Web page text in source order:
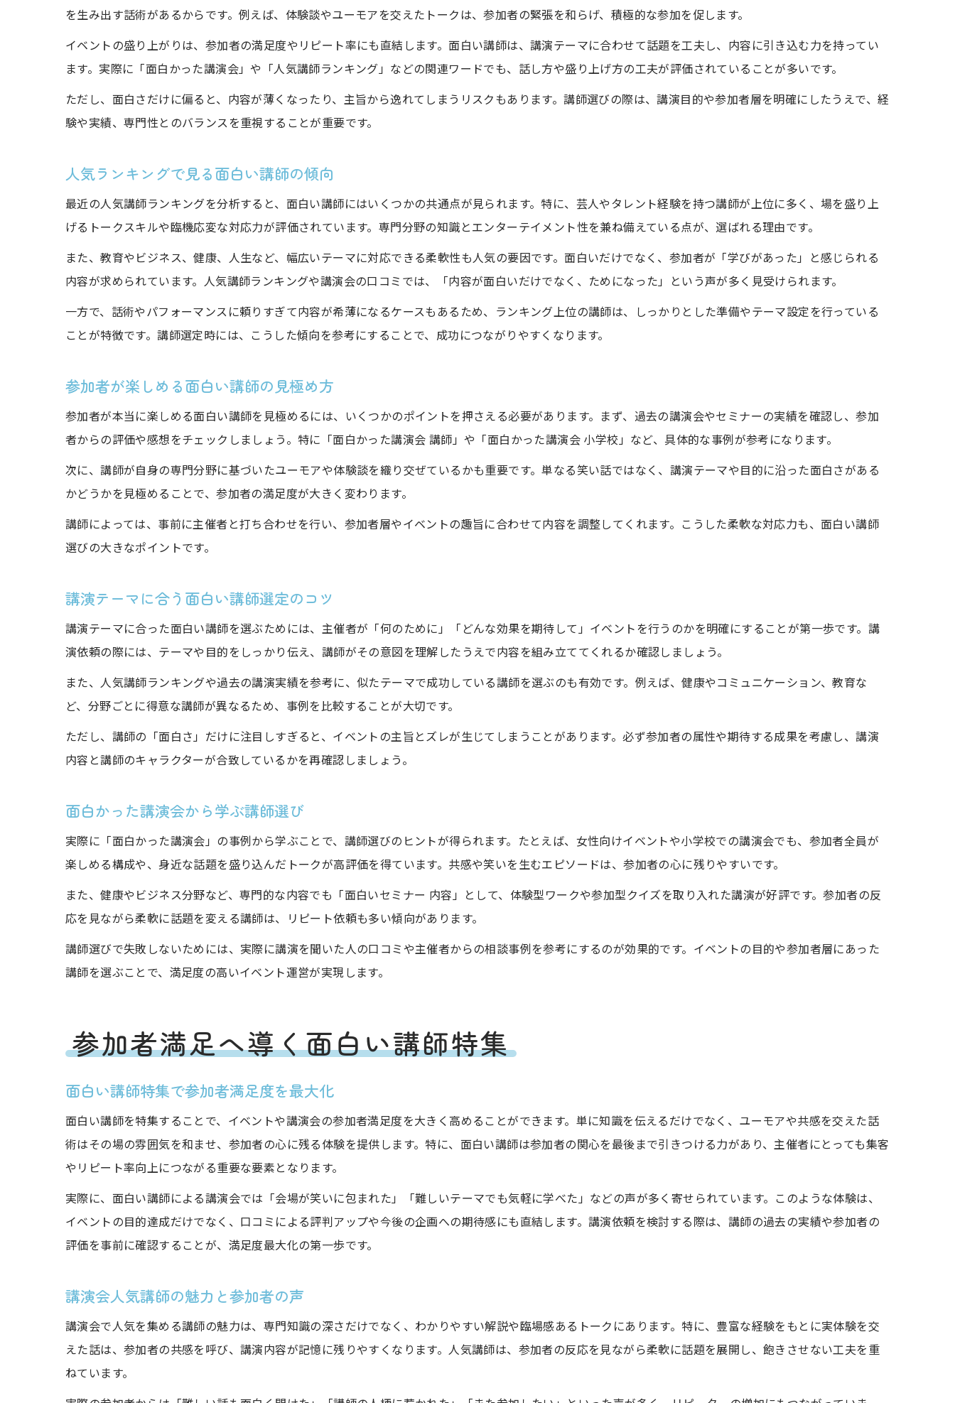
人気講師ランキングの活かし方とは
面白い講師が記憶に残る理由を探る
知識も笑いも学べる講演の舞台裏
面白い講師と学びを両立させる講演構成
教育現場でも評価される面白い講師特集
集客力を高める面白い講師の魅力とは
面白い講師が集客力を左右する理由
講演会人気講師による集客事例紹介
SNSで注目される面白い講師特集
参加者がリピートしたくなる面白い講師
面白い講師による体験型講演の魅力
小学校でも人気の面白かった講演会
体験談が心に響く面白い講師特集
参加者参加型の面白い講師の工夫
健康テーマで評判の面白い講師とは
教育系テーマに適した面白い講師の選び方
健康分野で注目の面白い講師特集
面白い講師の講演内容と満足度の関係性
を生み出す話術があるからです。例えば、体験談やユーモアを交えたトークは、参加者の緊張を和らげ、積極的な参加を促します。
イベントの盛り上がりは、参加者の満足度やリピート率にも直結します。面白い講師は、講演テーマに合わせて話題を工夫し、内容に引き込む力を持ってい
ます。実際に「面白かった講演会」や「人気講師ランキング」などの関連ワードでも、話し方や盛り上げ方の工夫が評価されていることが多いです。
ただし、面白さだけに偏ると、内容が薄くなったり、主旨から逸れてしまうリスクもあります。講師選びの際は、講演目的や参加者層を明確にしたうえで、経
験や実績、専門性とのバランスを重視することが重要です。
人気ランキングで見る面白い講師の傾向
最近の人気講師ランキングを分析すると、面白い講師にはいくつかの共通点が見られます。特に、芸人やタレント経験を持つ講師が上位に多く、場を盛り上
げるトークスキルや臨機応変な対応力が評価されています。専門分野の知識とエンターテイメント性を兼ね備えている点が、選ばれる理由です。
また、教育やビジネス、健康、人生など、幅広いテーマに対応できる柔軟性も人気の要因です。面白いだけでなく、参加者が「学びがあった」と感じられる
内容が求められています。人気講師ランキングや講演会の口コミでは、「内容が面白いだけでなく、ためになった」という声が多く見受けられます。
一方で、話術やパフォーマンスに頼りすぎて内容が希薄になるケースもあるため、ランキング上位の講師は、しっかりとした準備やテーマ設定を行っている
ことが特徴です。講師選定時には、こうした傾向を参考にすることで、成功につながりやすくなります。
参加者が楽しめる面白い講師の見極め方
参加者が本当に楽しめる面白い講師を見極めるには、いくつかのポイントを押さえる必要があります。まず、過去の講演会やセミナーの実績を確認し、参加
者からの評価や感想をチェックしましょう。特に「面白かった講演会 講師」や「面白かった講演会 小学校」など、具体的な事例が参考になります。
次に、講師が自身の専門分野に基づいたユーモアや体験談を織り交ぜているかも重要です。単なる笑い話ではなく、講演テーマや目的に沿った面白さがある
かどうかを見極めることで、参加者の満足度が大きく変わります。
講師によっては、事前に主催者と打ち合わせを行い、参加者層やイベントの趣旨に合わせて内容を調整してくれます。こうした柔軟な対応力も、面白い講師
選びの大きなポイントです。
講演テーマに合う面白い講師選定のコツ
講演テーマに合った面白い講師を選ぶためには、主催者が「何のために」「どんな効果を期待して」イベントを行うのかを明確にすることが第一歩です。講
演依頼の際には、テーマや目的をしっかり伝え、講師がその意図を理解したうえで内容を組み立ててくれるか確認しましょう。
また、人気講師ランキングや過去の講演実績を参考に、似たテーマで成功している講師を選ぶのも有効です。例えば、健康やコミュニケーション、教育な
ど、分野ごとに得意な講師が異なるため、事例を比較することが大切です。
ただし、講師の「面白さ」だけに注目しすぎると、イベントの主旨とズレが生じてしまうことがあります。必ず参加者の属性や期待する成果を考慮し、講演
内容と講師のキャラクターが合致しているかを再確認しましょう。
面白かった講演会から学ぶ講師選び
実際に「面白かった講演会」の事例から学ぶことで、講師選びのヒントが得られます。たとえば、女性向けイベントや小学校での講演会でも、参加者全員が
楽しめる構成や、身近な話題を盛り込んだトークが高評価を得ています。共感や笑いを生むエピソードは、参加者の心に残りやすいです。
また、健康やビジネス分野など、専門的な内容でも「面白いセミナー 内容」として、体験型ワークや参加型クイズを取り入れた講演が好評です。参加者の反
応を見ながら柔軟に話題を変える講師は、リピート依頼も多い傾向があります。
講師選びで失敗しないためには、実際に講演を聞いた人の口コミや主催者からの相談事例を参考にするのが効果的です。イベントの目的や参加者層にあった
講師を選ぶことで、満足度の高いイベント運営が実現します。
参加者満足へ導く面白い講師特集
面白い講師特集で参加者満足度を最大化
面白い講師を特集することで、イベントや講演会の参加者満足度を大きく高めることができます。単に知識を伝えるだけでなく、ユーモアや共感を交えた話
術はその場の雰囲気を和ませ、参加者の心に残る体験を提供します。特に、面白い講師は参加者の関心を最後まで引きつける力があり、主催者にとっても集客
やリピート率向上につながる重要な要素となります。
実際に、面白い講師による講演会では「会場が笑いに包まれた」「難しいテーマでも気軽に学べた」などの声が多く寄せられています。このような体験は、
イベントの目的達成だけでなく、口コミによる評判アップや今後の企画への期待感にも直結します。講演依頼を検討する際は、講師の過去の実績や参加者の
評価を事前に確認することが、満足度最大化の第一歩です。
講演会人気講師の魅力と参加者の声
講演会で人気を集める講師の魅力は、専門知識の深さだけでなく、わかりやすい解説や臨場感あるトークにあります。特に、豊富な経験をもとに実体験を交
えた話は、参加者の共感を呼び、講演内容が記憶に残りやすくなります。人気講師は、参加者の反応を見ながら柔軟に話題を展開し、飽きさせない工夫を重
ねています。